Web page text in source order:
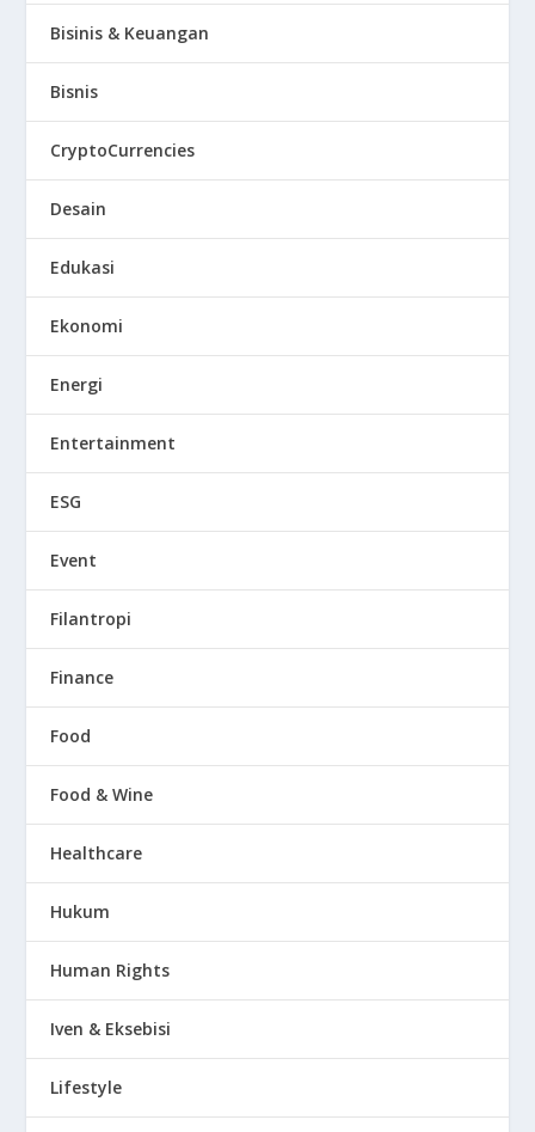
Bisinis & Keuangan
Bisnis
CryptoCurrencies
Desain
Edukasi
Ekonomi
Energi
Entertainment
ESG
Event
Filantropi
Finance
Food
Food & Wine
Healthcare
Hukum
Human Rights
Iven & Eksebisi
Lifestyle